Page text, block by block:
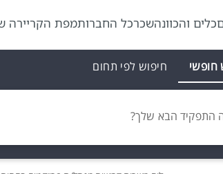
כלים והכוונהשכרכל החברותמפת הקריירה
חופשי חיפוש לפי תחום
התפקיד הבא שלך?